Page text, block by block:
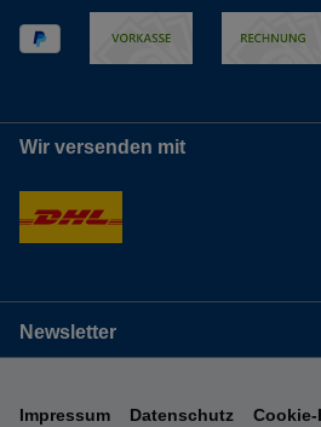
Wir versenden mit
Newsletter
Impressum Datenschutz